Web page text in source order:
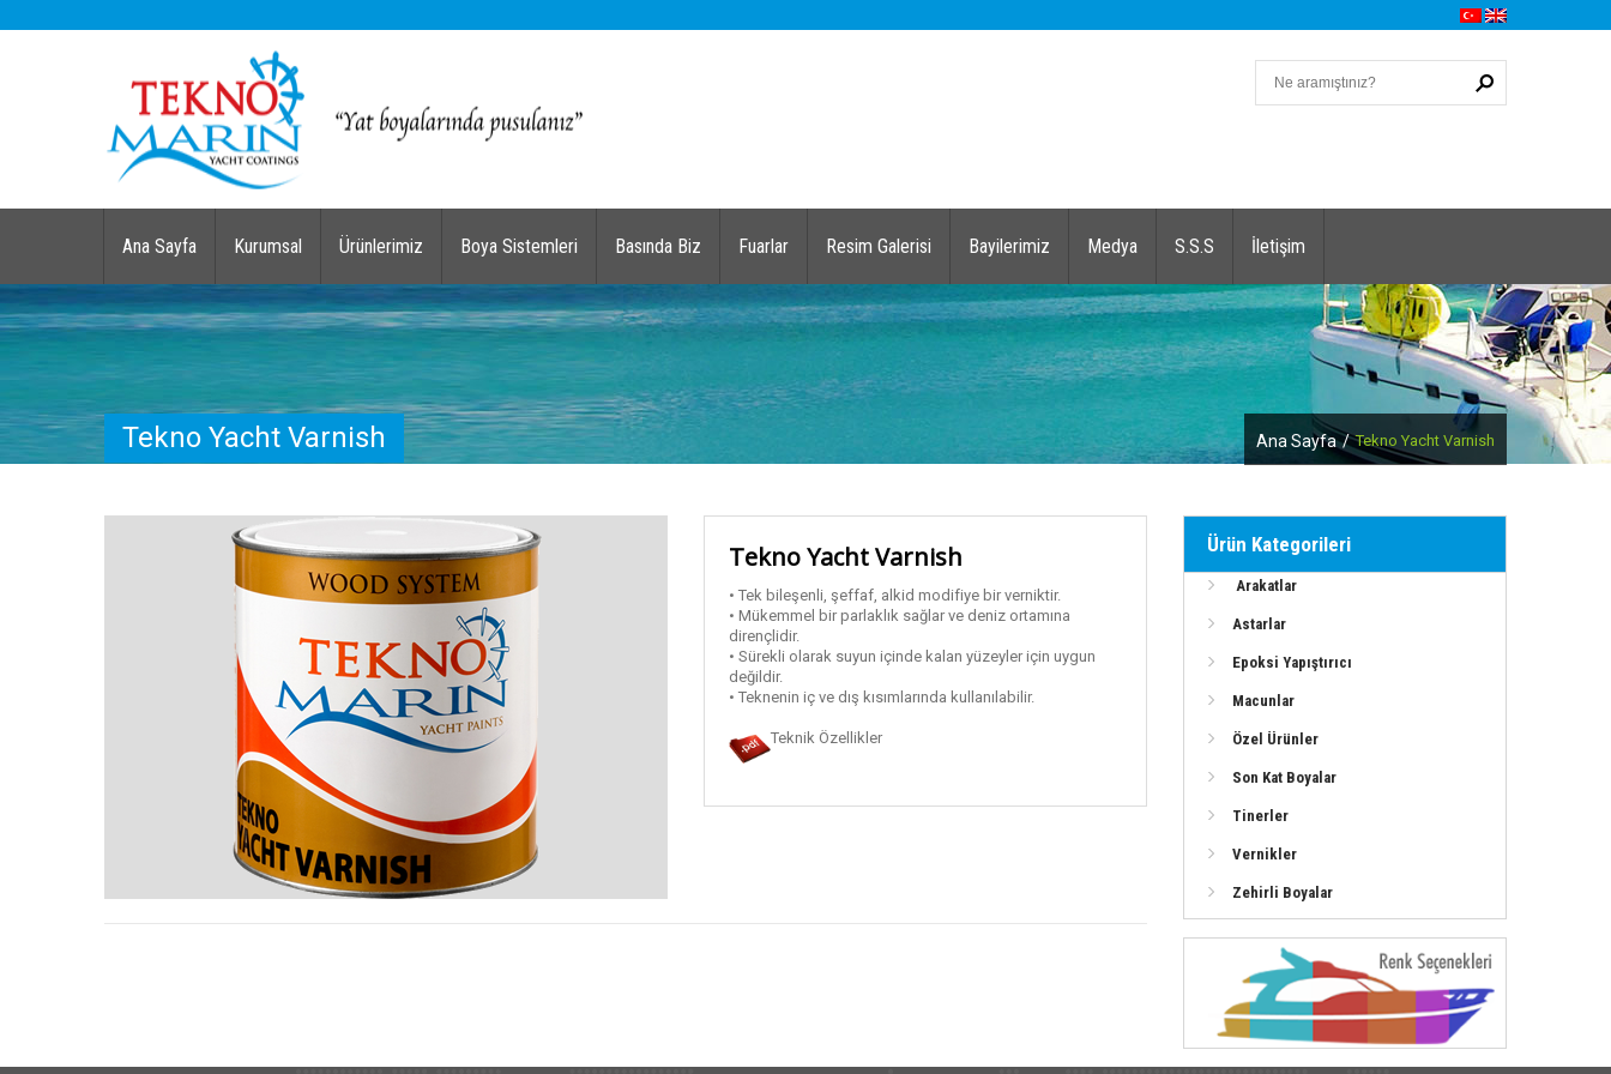
Ana Sayfa Kurumsal Ürünlerimiz Boya Sistemleri Basında Biz Fuarlar Resim Galerisi Bayilerimiz Medya S.S.S İletişim
Tekno Yacht Varnish Ana Sayfa / Tekno Yacht Varnish
Tekno Yacht Varnish
• Tek bileşenli, şeffaf, alkid modifiye bir verniktir.
• Mükemmel bir parlaklık sağlar ve deniz ortamına
dirençlidir.
• Sürekli olarak suyun içinde kalan yüzeyler için uygun
değildir.
• Teknenin iç ve dış kısımlarında kullanılabilir.
Teknik Özellikler
Ürün Kategorileri
Arakatlar
Astarlar
Epoksi Yapıştırıcı
Macunlar
Özel Ürünler
Son Kat Boyalar
Tinerler
Vernikler
Zehirli Boyalar